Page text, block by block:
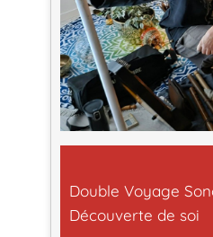
Double Voyage
Découverte de soi